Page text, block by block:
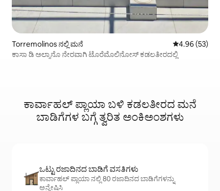
Torremolinos ನಲ್ಲಿ ಮನೆ 5 ರಲ್ಲಿ 4.96
4.96 (53)
ಕಾಸಾ ಡಿ ಅಲ್ಮಾನೊ ನೇರವಾಗಿ ಟೊರೆಮೊಲಿನೋಸ್ ಕಡಲತೀರದಲ್ಲಿ
ಕಾರ್ವಾಹಲ್ ಪ್ಲಾಯಾ ಬಳಿ ಕಡಲತೀರದ ಮನೆ
ಬಾಡಿಗೆಗಳ ಬಗ್ಗೆ ತ್ವರಿತ ಅಂಕಿಅಂಶಗಳು
ಒಟ್ಟು ರಜಾದಿನದ ಬಾಡಿಗೆ ವಸತಿಗಳು
ಕಾರ್ವಾಹಲ್ ಪ್ಲಾಯಾ ನಲ್ಲಿ 80 ರಜಾದಿನದ ಬಾಡಿಗೆಗಳನ್ನು
ಅನ್ವೇಷಿಸಿ